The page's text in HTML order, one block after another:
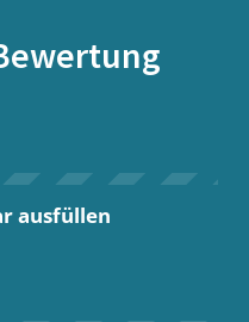
ausfüllen